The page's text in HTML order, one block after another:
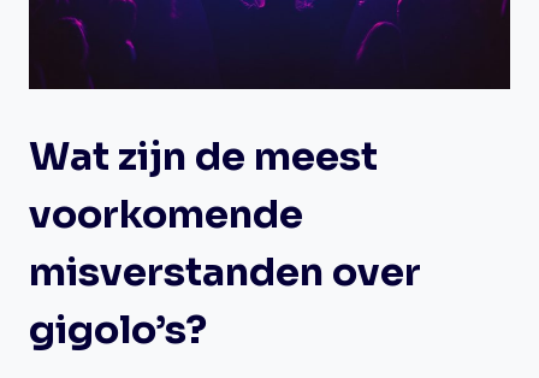
Wat zijn de meest
voorkomende
misverstanden over
gigolo’s?